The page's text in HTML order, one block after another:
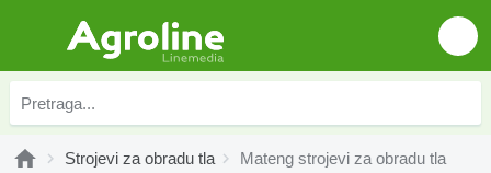
Strojevi za obradu tla Mateng strojevi za obradu tla